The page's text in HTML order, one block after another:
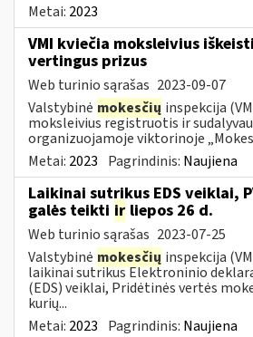
Metai: 2023
VMI kviečia moksleivius
vertingus prizus
Web turinio sąrašas 2023-09-07
Valstybinė mokesčių inspekcija
moksleivius registruotis ir
organizuojamoje viktorinoje
Metai: 2023 Pagrindinis: Naujiena
Laikinai sutrikus EDS veiklai,
galės teikti ir liepos 26 d.
Web turinio sąrašas 2023-07-25
Valstybinė mokesčių inspekcija
laikinai sutrikus Elektroninio
(EDS) veiklai, Pridėtinės vertės
kurių...
Metai: 2023 Pagrindinis: Naujiena